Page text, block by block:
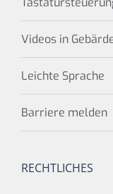
Videos in
Leichte Sprache
Barriere melden
RECHTLICHES